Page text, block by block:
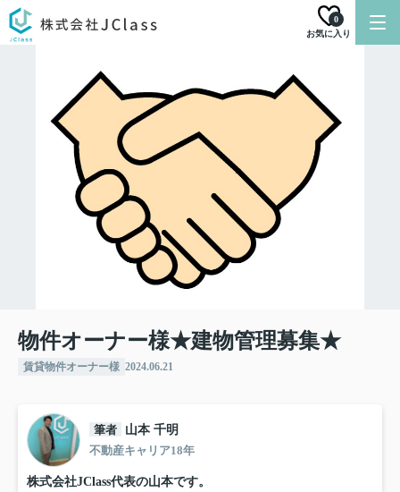
お気に入り
0
物件オーナー様★建物管理募集★
賃貸物件オーナー様 2024.06.21
筆者
山本 千明
不動産キャリア18年
株式会社JClass代表の山本です。